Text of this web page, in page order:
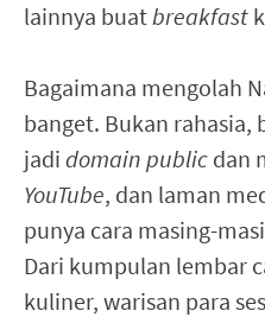
lainnya buatbreakfast
Bagaimana mengolah
banget. Bukan rahasia,
jadi domain public dan
YouTube, dan laman
punya cara masing-
Dari kumpulan lembar
kuliner, warisan para